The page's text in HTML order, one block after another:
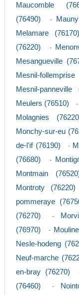
Maucomble
(76490)
-
Melamare (76170)
(76220)
-
Mesangueville
Mesnil-follemprise
Mesnil-panneville
Meulers (76510) -
Molagnies
Monchy-sur-eu
de-l'if (76190)
-
(76680)
-
Montmain
Montroty (76220)
pommeraye
(76270)
-
(76970)
-
Nesle-hodeng
Neuf-marche
en-bray (76270)
(76460)
-